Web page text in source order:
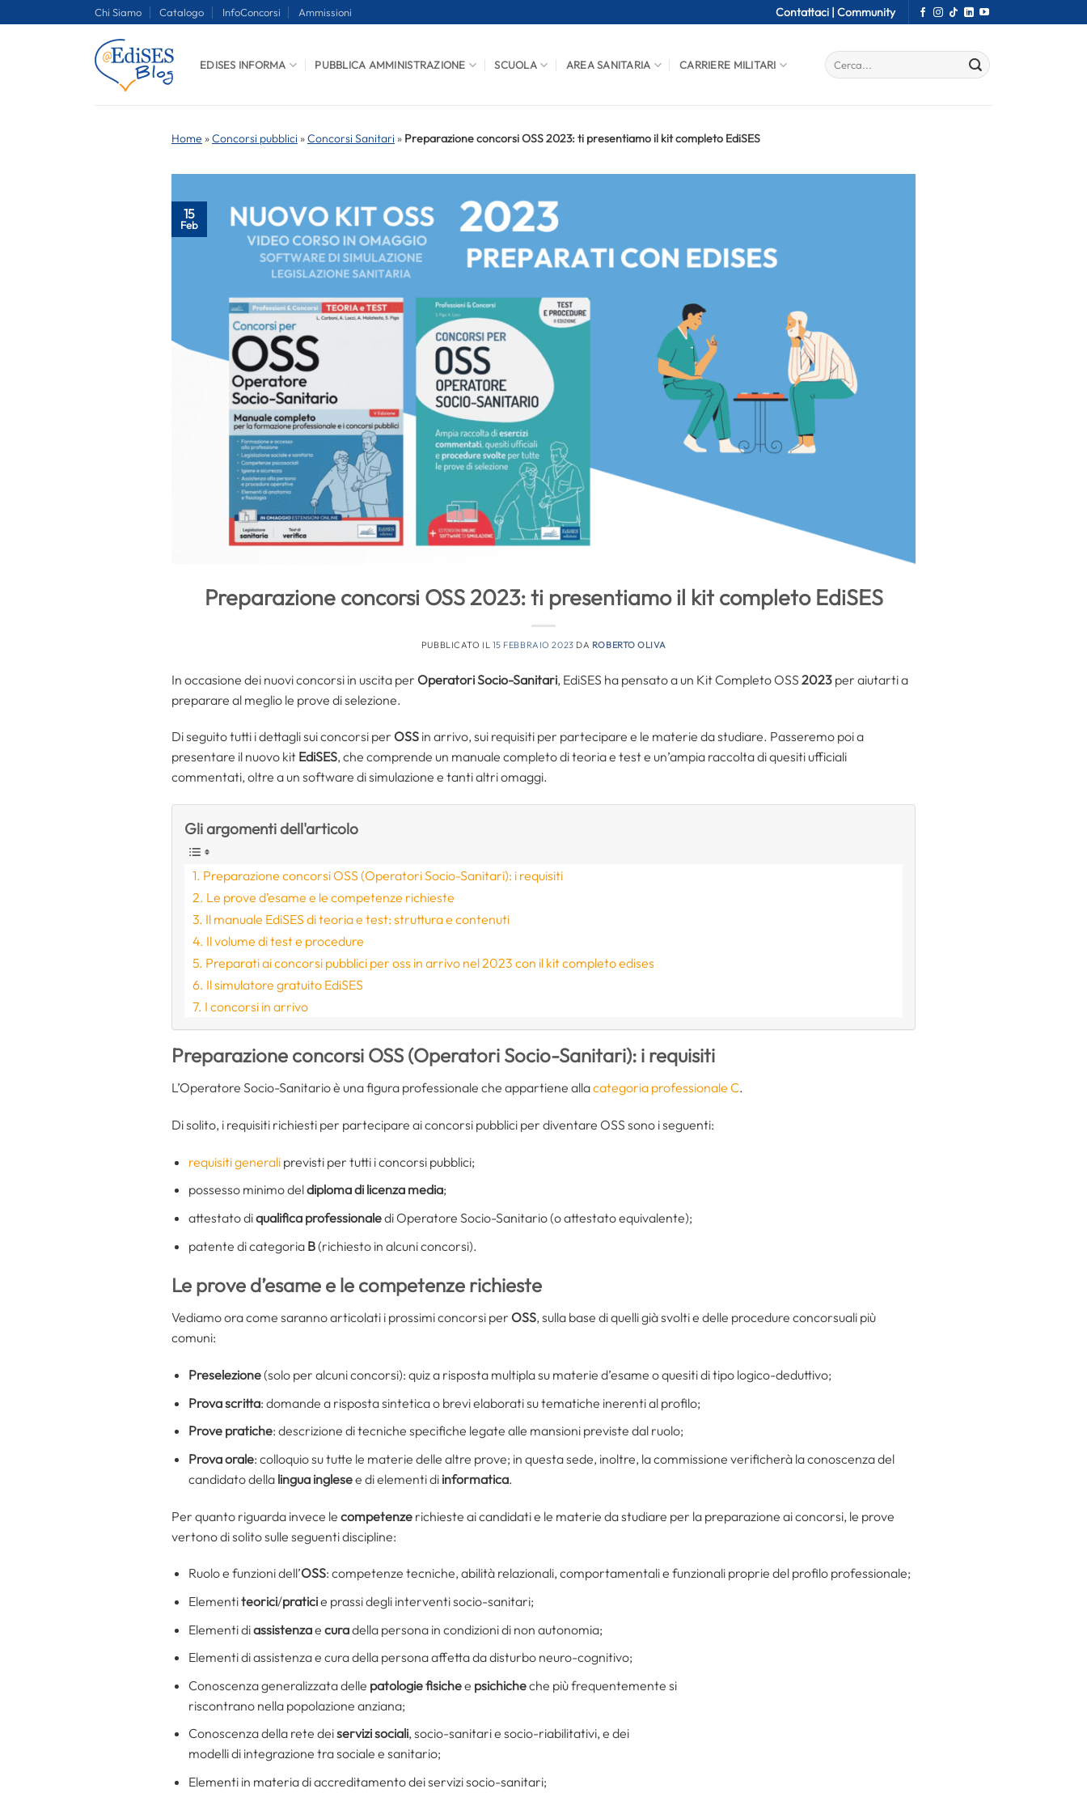
Chi Siamo Catalogo InfoConcorsi Ammissioni Contattaci | Community
EDISES INFORMA PUBBLICA AMMINISTRAZIONE SCUOLA AREA SANITARIA CARRIERE MILITARI
Home »Concorsi pubblici »Concorsi Sanitari » Preparazione concorsi OSS 2023: ti presentiamo il kit completo EdiSES
15
Feb
Preparazione concorsi OSS 2023: ti presentiamo il kit completo EdiSES
PUBBLICATO IL 15 FEBBRAIO 2023 DA ROBERTO OLIVA
In occasione dei nuovi concorsi in uscita per Operatori Socio-Sanitari, EdiSES ha pensato a un Kit Completo OSS 2023 per aiutarti a
preparare al meglio le prove di selezione.
Di seguito tutti i dettagli sui concorsi per OSS in arrivo, sui requisiti per partecipare e le materie da studiare. Passeremo poi a
presentare il nuovo kit EdiSES, che comprende un manuale completo di teoria e test e un’ampia raccolta di quesiti ufficiali
commentati, oltre a un software di simulazione e tanti altri omaggi.
Gli argomenti dell'articolo
Preparazione concorsi OSS (Operatori Socio-Sanitari): i requisiti
Le prove d’esame e le competenze richieste
Il manuale EdiSES di teoria e test: struttura e contenuti
Il volume di test e procedure
Preparati ai concorsi pubblici per oss in arrivo nel 2023 con il kit completo edises
Il simulatore gratuito EdiSES
I concorsi in arrivo
Preparazione concorsi OSS (Operatori Socio-Sanitari): i requisiti
L’Operatore Socio-Sanitario è una figura professionale che appartiene allacategoria professionale C.
Di solito, i requisiti richiesti per partecipare ai concorsi pubblici per diventare OSS sono i seguenti:
requisiti generaliprevisti per tutti i concorsi pubblici;
possesso minimo deldiploma di licenza media;
attestato diqualifica professionaledi Operatore Socio-Sanitario (o attestato equivalente);
patente di categoria B(richiesto in alcuni concorsi).
Le prove d’esame e le competenze richieste
Vediamo ora come saranno articolati i prossimi concorsi per OSS, sulla base di quelli già svolti e delle procedure concorsuali più
comuni:
Preselezione(solo per alcuni concorsi): quiz a risposta multipla su materie d’esame o quesiti di tipo logico-deduttivo;
Prova scritta: domande a risposta sintetica o brevi elaborati su tematiche inerenti al profilo;
Prove pratiche: descrizione di tecniche specifiche legate alle mansioni previste dal ruolo;
Prova orale: colloquio su tutte le materie delle altre prove; in questa sede, inoltre, la commissione verificherà la conoscenza del
candidato della lingua inglesee di elementi di informatica.
Per quanto riguarda invece le competenze richieste ai candidati e le materie da studiare per la preparazione ai concorsi, le prove
vertono di solito sulle seguenti discipline:
Ruolo e funzioni dell’OSS: competenze tecniche, abilità relazionali, comportamentali e funzionali proprie del profilo professionale;
Elementiteorici/praticie prassi degli interventi socio-sanitari;
Elementi diassistenzae curadella persona in condizioni di non autonomia;
Elementi di assistenza e cura della persona affetta da disturbo neuro-cognitivo;
Conoscenza generalizzata delle patologie fisichee psichicheche più frequentemente si
riscontrano nella popolazione anziana;
Conoscenza della rete deiservizi sociali, socio-sanitari e socio-riabilitativi, e dei
modelli di integrazione tra sociale e sanitario;
Elementi in materia di accreditamento dei servizi socio-sanitari;